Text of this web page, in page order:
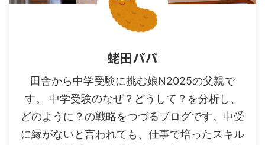
蛯田パパ
田舎から中学受験に挑む娘N2025の父親で
す。 中学受験のなぜ？どうして？を分析し、
どのように？の戦略をつづるブログです。中受
に縁がないと言われても、仕事で培ったスキル